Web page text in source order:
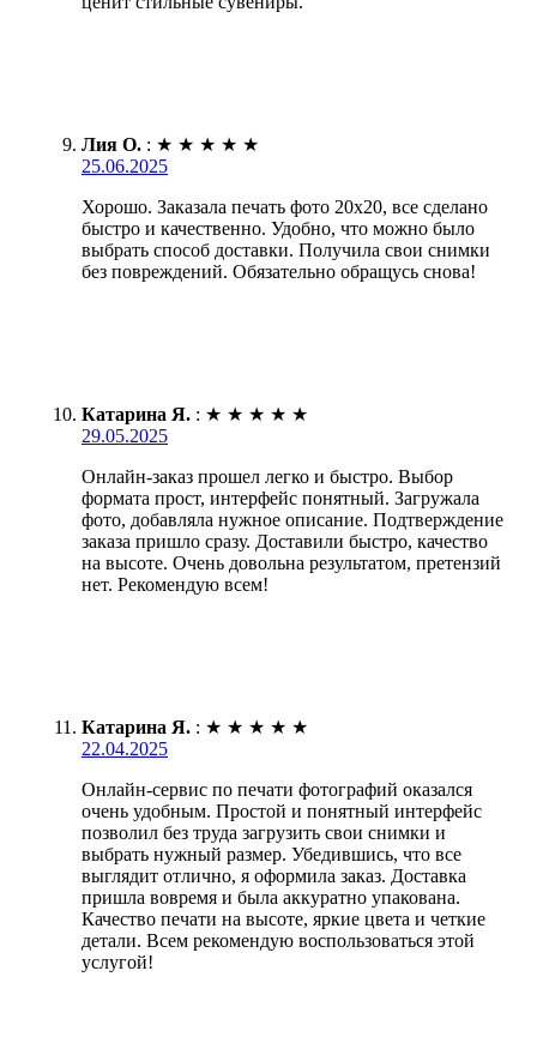
Лия О. : ★ ★ ★ ★ ★
25.06.2025
Хорошо. Заказала печать фото 20х20, все сделано
быстро и качественно. Удобно, что можно было
выбрать способ доставки. Получила свои снимки
без повреждений. Обязательно обращусь снова!
Катарина Я. : ★ ★ ★ ★ ★
29.05.2025
Онлайн-заказ прошел легко и быстро. Выбор
формата прост, интерфейс понятный. Загружала
фото, добавляла нужное описание. Подтверждение
заказа пришло сразу. Доставили быстро, качество
на высоте. Очень довольна результатом, претензий
нет. Рекомендую всем!
Катарина Я. : ★ ★ ★ ★ ★
22.04.2025
Онлайн-сервис по печати фотографий оказался
очень удобным. Простой и понятный интерфейс
позволил без труда загрузить свои снимки и
выбрать нужный размер. Убедившись, что все
выглядит отлично, я оформила заказ. Доставка
пришла вовремя и была аккуратно упакована.
Качество печати на высоте, яркие цвета и четкие
детали. Всем рекомендую воспользоваться этой
услугой!